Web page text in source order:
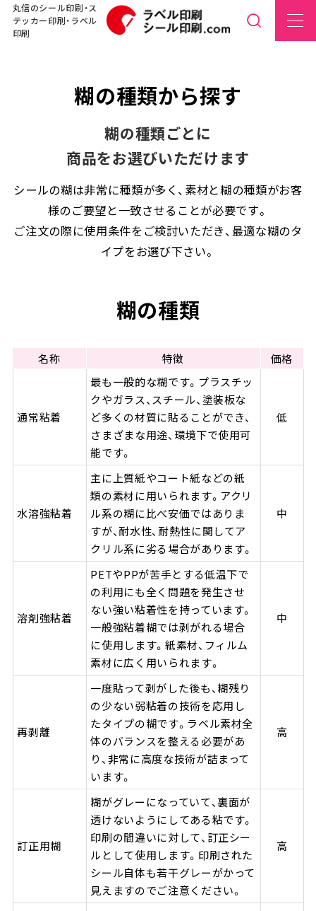
丸信のシール印刷・ス
テッカー印刷・ラベル
印刷
糊の種類から探す
糊の種類ごとに
商品をお選びいただけます
シールの糊は非常に種類が多く、素材と糊の種類がお客
様のご要望と一致させることが必要です。
ご注文の際に使用条件をご検討いただき、最適な糊のタ
イプをお選び下さい。
糊の種類
名称 特徴 価格
通常粘着
最も一般的な糊です。プラスチッ
クやガラス、スチール、塗装板な
ど多くの材質に貼ることができ、
さまざまな用途、環境下で使用可
能です。
低
水溶強粘着
主に上質紙やコート紙などの紙
類の素材に用いられます。アクリ
ル系の糊に比べ安価ではありま
すが、耐水性、耐熱性に関してア
クリル系に劣る場合があります。
中
溶剤強粘着
PETやPPが苦手とする低温下で
の利用にも全く問題を発生させ
ない強い粘着性を持っています。
一般強粘着糊では剥がれる場合
に使用します。紙素材、フィルム
素材に広く用いられます。
中
再剥離
一度貼って剥がした後も、糊残り
の少ない弱粘着の技術を応用し
たタイプの糊です。ラベル素材全
体のバランスを整える必要があ
り、非常に高度な技術が詰まって
います。
高
訂正用糊
糊がグレーになっていて、裏面が
透けないようにしてある粘です。
印刷の間違いに対して、訂正シー
ルとして使用します。印刷された
シール自体も若干グレーがかって
見えますのでご注意ください。
高